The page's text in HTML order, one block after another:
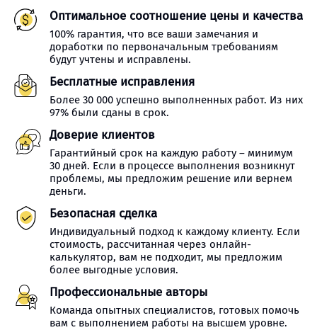
Оптимальное соотношение цены и качества
100% гарантия, что все ваши замечания и
доработки по первоначальным требованиям
будут учтены и исправлены.
Бесплатные исправления
Более 30 000 успешно выполненных работ. Из них
97% были сданы в срок.
Доверие клиентов
Гарантийный срок на каждую работу – минимум
30 дней. Если в процессе выполнения возникнут
проблемы, мы предложим решение или вернем
деньги.
Безопасная сделка
Индивидуальный подход к каждому клиенту. Если
стоимость, рассчитанная через онлайн-
калькулятор, вам не подходит, мы предложим
более выгодные условия.
Профессиональные авторы
Команда опытных специалистов, готовых помочь
вам с выполнением работы на высшем уровне.